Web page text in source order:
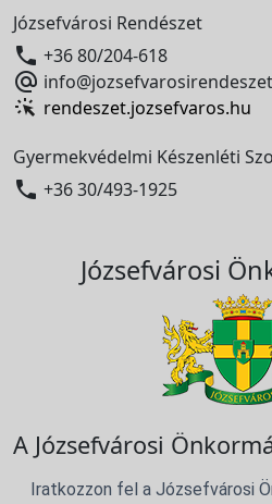
Józsefvárosi Rendészet
 +36 80/204-618

rendeszet.jozsefvaros.hu
Gyermekvédelmi Készenléti
 +36 30/493-1925
Józsefvárosi
A Józsefvárosi
Iratkozzon fel a Józsefvárosi